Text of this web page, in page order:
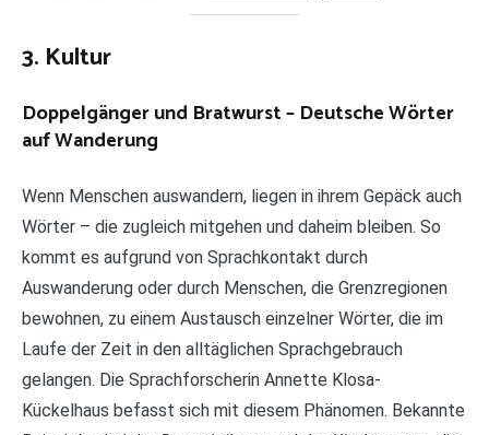
​3. Kultur
Doppelgänger und Bratwurst – Deutsche Wörter
auf Wanderung
Wenn Menschen auswandern, liegen in ihrem Gepäck auch
Wörter – die zugleich mitgehen und daheim bleiben. So
kommt es aufgrund von Sprachkontakt durch
Auswanderung oder durch Menschen, die Grenzregionen
bewohnen, zu einem Austausch einzelner Wörter, die im
Laufe der Zeit in den alltäglichen Sprachgebrauch
gelangen. Die Sprachforscherin Annette Klosa-
Kückelhaus befasst sich mit diesem Phänomen. Bekannte